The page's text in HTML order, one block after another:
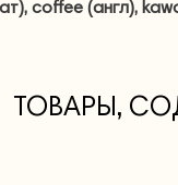
coffee (англ),
ТОВАРЫ,